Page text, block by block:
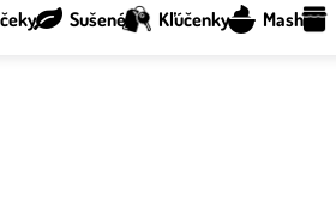
Sušené Kľúčenky Mash